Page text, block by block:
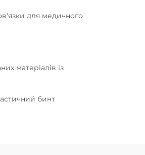
для медичного
матеріалів із
бинт